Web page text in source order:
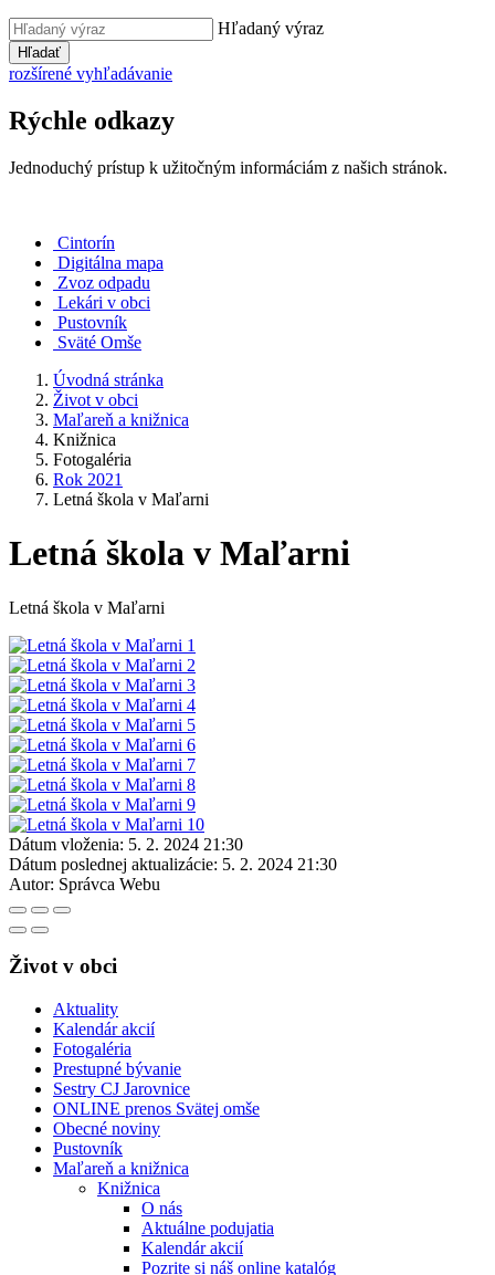
Hľadaný výraz
Hľadať
rozšírené vyhľadávanie
Rýchle odkazy
Jednoduchý prístup k užitočným informáciám z našich stránok.
Cintorín
Digitálna mapa
Zvoz odpadu
Lekári v obci
Pustovník
Sväté Omše
Úvodná stránka
Život v obci
Maľareň a knižnica
Knižnica
Fotogaléria
Rok 2021
Letná škola v Maľarni
Letná škola v Maľarni
Letná škola v Maľarni
Dátum vloženia: 5. 2. 2024 21:30
Dátum poslednej aktualizácie: 5. 2. 2024 21:30
Autor: Správca Webu
Život v obci
Aktuality
Kalendár akcií
Fotogaléria
Prestupné bývanie
Sestry CJ Jarovnice
ONLINE prenos Svätej omše
Obecné noviny
Pustovník
Maľareň a knižnica
Knižnica
O nás
Aktuálne podujatia
Kalendár akcií
Pozrite si náš online katalóg